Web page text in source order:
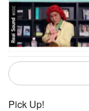
Pick Up!